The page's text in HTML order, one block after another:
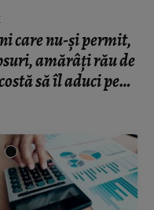
care nu-și permit,
amărâți rău de
să îl aduci pe